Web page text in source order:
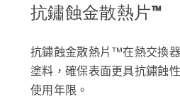
抗鏽蝕金散熱片™
抗鏽蝕金散熱片™在熱交換
塗料，確保表面更具抗鏽蝕
使用年限。